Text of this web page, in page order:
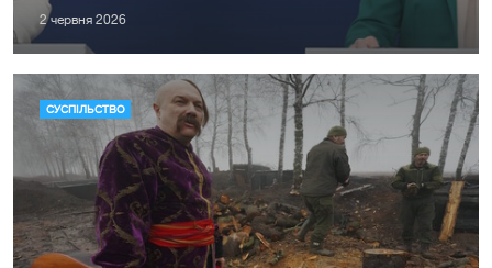
2 червня 2026
СУСПІЛЬСТВО